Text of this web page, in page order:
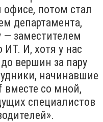
потом стал
департамента,
— заместителем
ИТ. И, хотя у нас
вершин за пару
начинавшие
вместе со мной,
специалистов